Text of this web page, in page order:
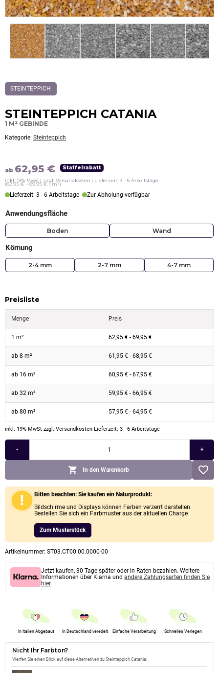
STEINTEPPICH
STEINTEPPICH CATANIA
1 M² GEBINDE
Artikelnummer: ST03.CT00.00.0000-00
Kategorie: Steinteppich
ab 62,95 €
inkl. 19% MwSt zzgl. Versandkosten Lieferzeit: 3 - 6 Arbeitstage
(62,95 € - 69,95 € / m²)
Staffelrabatt
Anwendungsfläche
Boden Wand
Körnung
2-4 mm 2-7 mm 4-7 mm
Preisliste
Menge Preis
1 m² 62,95 € - 69,95 €
ab 8 m² 61,95 € - 68,95 €
ab 16 m² 60,95 € - 67,95 €
ab 32 m² 59,95 € - 66,95 €
ab 80 m² 57,95 € - 64,95 €
inkl. 19% MwSt zzgl. Versandkosten Lieferzeit: 3 - 6 Arbeitstage
- +
In den Warenkorb
Bitten beachten: Sie kaufen ein Naturprodukt:
Bildschirme und Displays können Farben verzerrt darstellen.
Bestellen Sie sich ein Farbmuster aus der aktuellen Charge
Zum Musterstück
Nicht Ihr Farbton?
Werfen Sie einen Blick auf diese Alternativen zu Steinteppich Catania:
Jetzt kaufen, 30 Tage später oder in Raten bezahlen. Weitere
Informationen über Klarna undandere Zahlungsarten finden Sie
hier.
In Italien Abgebaut In Deutschland veredelt Einfache Verarbeitung Schnelles Verlegen
Lieferzeit: 3 - 6 Arbeitstage Zur Abholung verfügbar